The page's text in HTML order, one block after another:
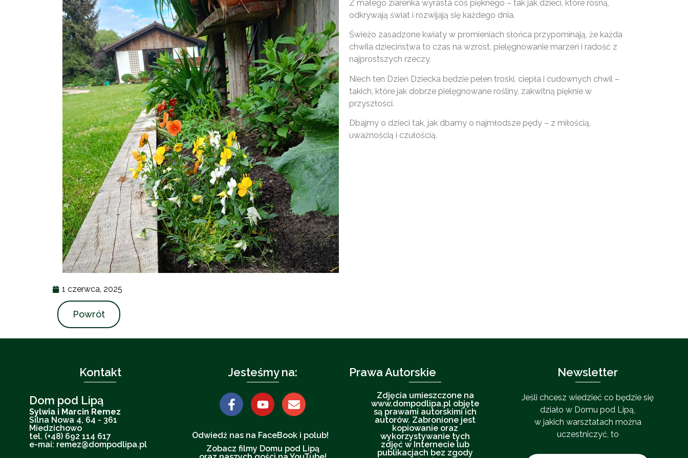
Z małego ziarenka wyrasta coś pięknego – tak jak dzieci, które rosną,
odkrywają świat i rozwijają się każdego dnia.
Świeżo zasadzone kwiaty w promieniach słońca przypominają, że każda
chwila dzieciństwa to czas na wzrost, pielęgnowanie marzeń i radość z
najprostszych rzeczy.
Niech ten Dzień Dziecka będzie pełen troski, ciepła i cudownych chwil –
takich, które jak dobrze pielęgnowane rośliny, zakwitną pięknie w
przyszłości.
Dbajmy o dzieci tak, jak dbamy o najmłodsze pędy – z miłością,
uważnością i czułością.
1 czerwca, 2025
Powrót
Kontakt
Dom pod Lipą
Sylwia i Marcin Remez
Silna Nowa 4, 64 - 361
Miedzichowo
tel. (+48) 692 114 617
e-mai: remez@dompodlipa.pl
Jesteśmy na:
Odwiedź nas na FaceBook i polub!
Zobacz filmy Domu pod Lipą
Prawa Autorskie
Zdjęcia umieszczone na
www.dompodlipa.pl objęte
są prawami autorskimi ich
autorów. Zabronione jest
kopiowanie oraz
wykorzystywanie tych
zdjęć w Internecie lub
publikacjach bez zgody
Newsletter
Jeśli chcesz wiedzieć co będzie się
działo w Domu pod Lipą,
w jakich warsztatach można
uczestniczyć, to